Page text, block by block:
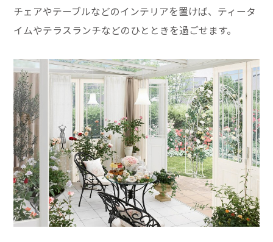
チェアやテーブルなどのインテリアを置けば、ティータ
イムやテラスランチなどのひとときを過ごせます。